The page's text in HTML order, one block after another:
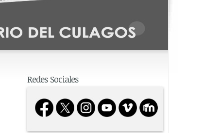
Redes Sociales